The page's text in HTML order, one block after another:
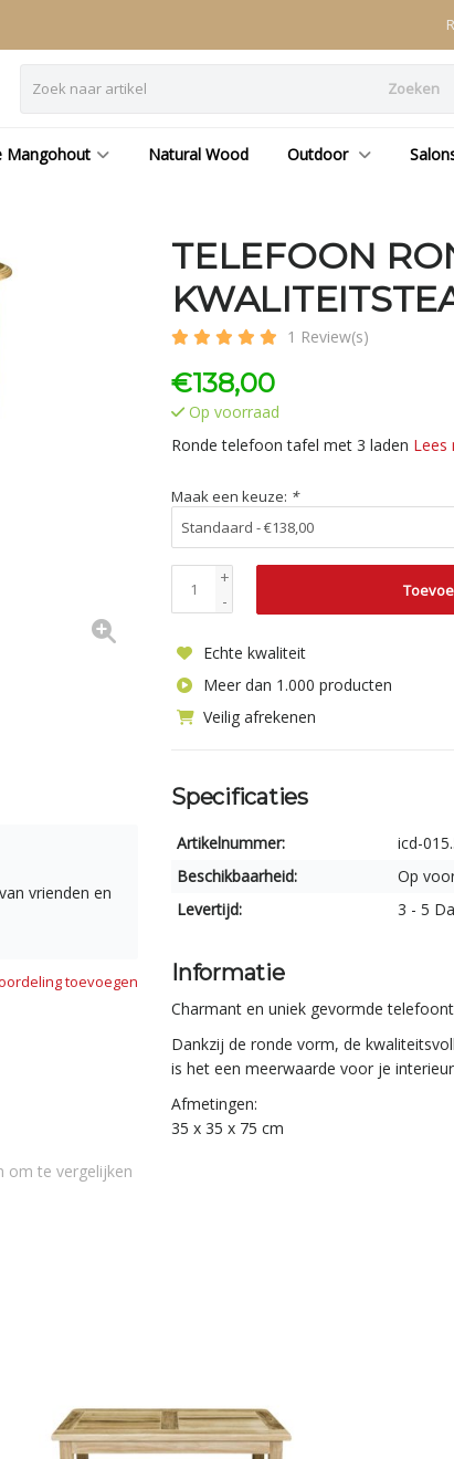
Zoeken
Mangohout Natural Wood Outdoor
vrienden en
toevoegen
om te vergelijken
TELEFOON
1 Review(s)
€138,00
Op voorraad
Ronde telefoon tafel met 3 laden Lees
Maak een keuze: *
+
-
Echte kwaliteit
Meer dan 1.000 producten
Veilig afrekenen
Specificaties
Artikelnummer:
icd-
Beschikbaarheid:
Op
Levertijd:
3 - 5
Informatie
Charmant en uniek gevormde
Dankzij de ronde vorm, de
is het een meerwaarde voor je
Afmetingen:
35 x 35 x 75 cm